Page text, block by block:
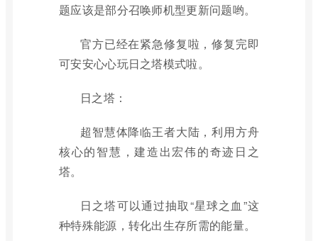
题应该是部分召唤师机型更新问题哟。
官方已经在紧急修复啦，修复完即
可安安心心玩日之塔模式啦。
日之塔：
超智慧体降临王者大陆，利用方舟
核心的智慧，建造出宏伟的奇迹日之
塔。
日之塔可以通过抽取“星球之血”这
种特殊能源，转化出生存所需的能量。